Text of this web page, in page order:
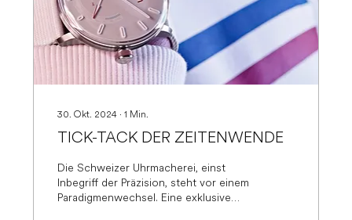
30. Okt. 2024 ∙1 Min.
TICK-TACK DER ZEITENWENDE
Die Schweizer Uhrmacherei, einst
Inbegriff der Präzision, steht vor einem
Paradigmenwechsel. Eine exklusive